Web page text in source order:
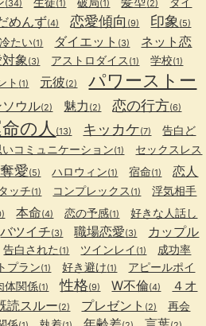
(34) (1) (1) (2)
めんず(4) 恋愛傾向 (9) 印象 (5)
冷たい(1) ダイエット (3)
ネット恋
象 (3) アストロダイス (1) 学校(1)
ト (1) 元彼(2)
パワーストー
ウル(2) 魅力 (2) 恋の行方(6)
の人 (13) キッカケ(7)
告白ど
いコミュニケーション(1) セックスレス
愛(5) ハロウィン(1) 宿命(1) 恋人
ッチ(1) コンプレックス (1) 浮気相手
本命(4) 恋の予感(1)
好きな人話し
バツイチ(3) 職場恋愛(3) カップル
告白された (1) ツインレイ (1) 成功率
プラン(1) 好き避け(1)
アピールポイ
体関係(1) 性格(9) W不倫(4)
４オ
読スルー(2) プレゼント (2) 再会